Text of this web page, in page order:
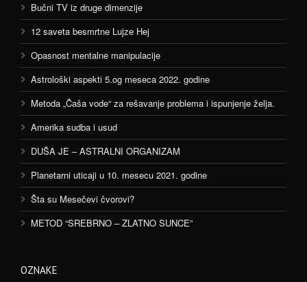
Bučni TV iz druge dimenzije
12 saveta besmrtne Lujze Hej
Opasnost mentalne manipulacije
Astrološki aspekti 5.og meseca 2022. godine
Metoda „Čaša vode“ za rešavanje problema i ispunjenje želja.
Amerika sudba i usud
DUŠA JE – ASTRALNI ORGANIZAM
Planetarni uticaji u 10. mesecu 2021. godine
Šta su Mesečevi čvorovi?
METOD “SREBRNO – ZLATNO SUNCE”
OZNAKE